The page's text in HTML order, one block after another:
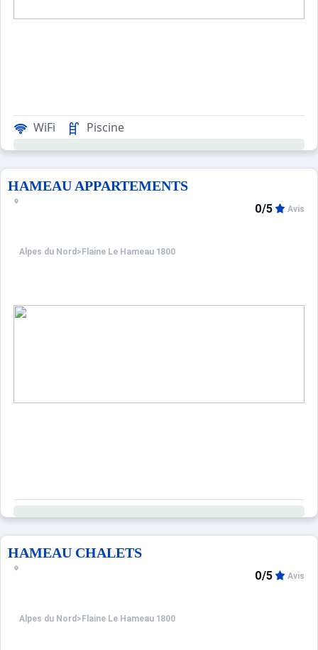
WiFi Piscine
HAMEAU APPARTEMENTS
Alpes du Nord > Flaine Le Hameau 1800
0/5 Avis
HAMEAU CHALETS
Alpes du Nord > Flaine Le Hameau 1800
0/5 Avis